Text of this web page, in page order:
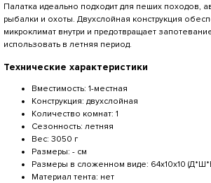
Палатка идеально подходит для пеших походов,
рыбалки и охоты. Двухслойная конструкция
микроклимат внутри и предотвращает
использовать в летняя период.
Технические характеристики
Вместимость: 1-местная
Конструкция: двухслойная
Количество комнат: 1
Сезонность: летняя
Вес: 3050 г
Размеры: - см
Размеры в сложенном виде: 64х10х10
Материал тента: нет